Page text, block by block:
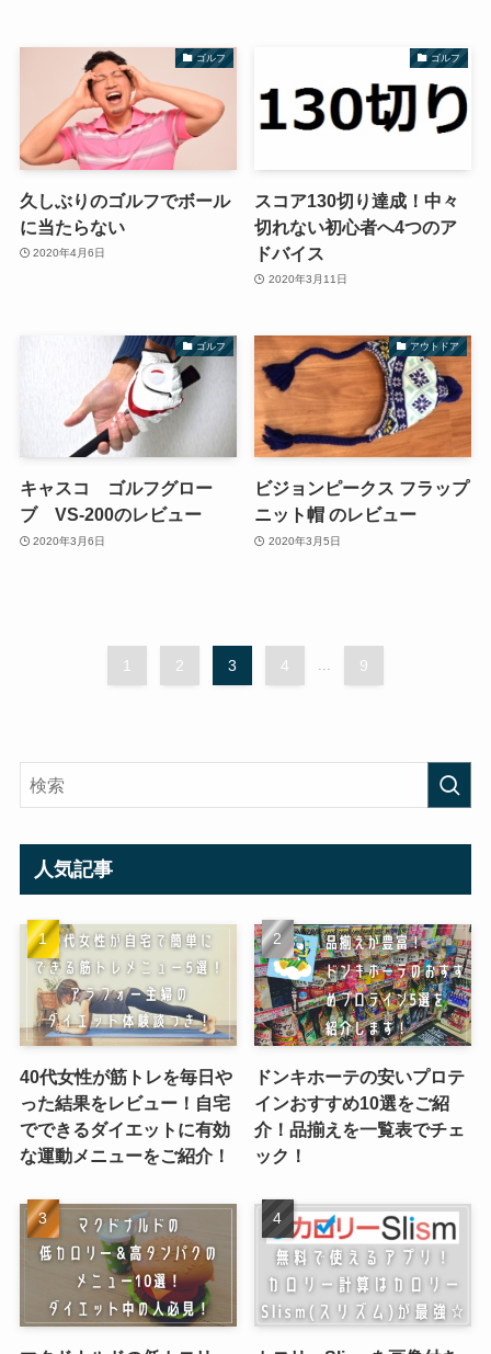
ゴルフ
久しぶりのゴルフでボール
に当たらない
2020年4月6日
ゴルフ
スコア130切り達成！中々
切れない初心者へ4つのア
ドバイス
2020年3月11日
ゴルフ
キャスコ ゴルフグロー
ブ VS-200のレビュー
2020年3月6日
アウトドア
ビジョンピークス フラップ
ニット帽 のレビュー
2020年3月5日
1 2 3 4 9
人気記事
40代女性が筋トレを毎日や
った結果をレビュー！自宅
でできるダイエットに有効
な運動メニューをご紹介！
ドンキホーテの安いプロテ
インおすすめ10選をご紹
介！品揃えを一覧表でチェ
ック！